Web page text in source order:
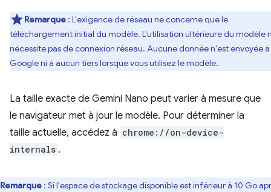
Remarque : L'exigence de réseau ne concerne que le
téléchargement initial du modèle. L'utilisation ultérieure du modèle
nécessite pas de connexion réseau. Aucune donnée n'est envoyée à
Google ni à aucun tiers lorsque vous utilisez le modèle.
La taille exacte de Gemini Nano peut varier à mesure que
le navigateur met à jour le modèle. Pour déterminer la
taille actuelle, accédez à chrome://on-device-
internals .
Remarque : Si l'espace de stockage disponible est inférieur à 10 Go